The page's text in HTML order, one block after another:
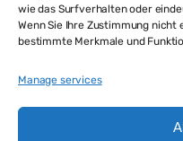
wie das Surfverhalten oder
Wenn Sie Ihre Zustimmung
bestimmte Merkmale und
Manage services
Uruguay Grundstück für
Ihr Landgut für
Hinterland